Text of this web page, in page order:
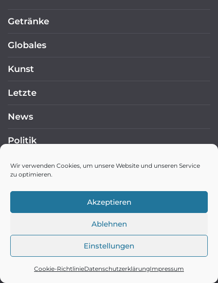
Wir verwenden Cookies, um unsere Website und unseren Service
zu optimieren.
Akzeptieren
Ablehnen
Einstellungen
Cookie-RichtlinieDatenschutzerklärungImpressum
Getränke
Globales
Kunst
Letzte
News
Politik
Ratgeber
Religion
Sport
Technik